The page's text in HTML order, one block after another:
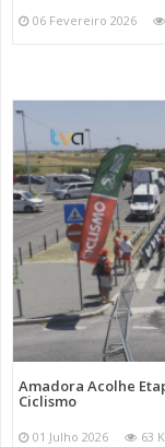
06 Fevereiro 2026
Amadora Acolhe
Ciclismo
01 Julho 2026 63 K